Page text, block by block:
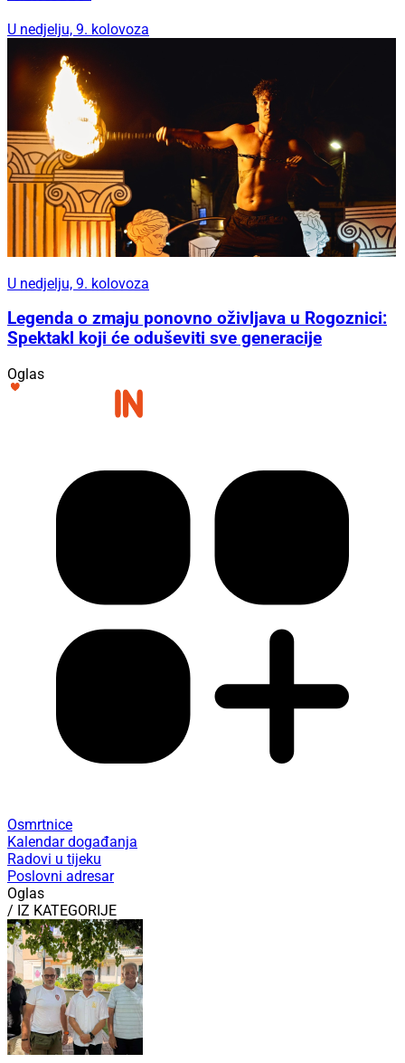
U nedjelju, 9. kolovoza
U nedjelju, 9. kolovoza
Legenda o zmaju ponovno oživljava u Rogoznici:
Spektakl koji će oduševiti sve generacije
Oglas
Osmrtnice
Kalendar događanja
Radovi u tijeku
Poslovni adresar
Oglas
/ IZ KATEGORIJE